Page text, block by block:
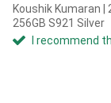
Koushik Kumaran
256GB S921 Silver
I recommend